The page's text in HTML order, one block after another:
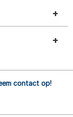
contact op!